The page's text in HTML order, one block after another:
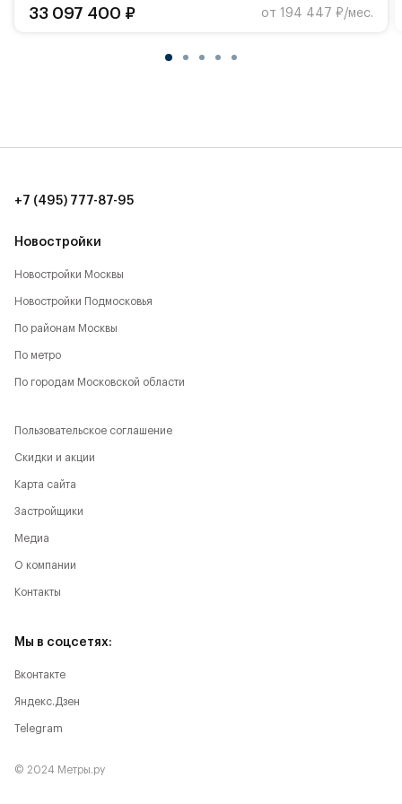
33 097 400 ₽
от 194 447 ₽/мес.
Новостройки
Новостройки Москвы
Новостройки Подмосковья
По районам Москвы
По метро
По городам Московской области
+7 (495) 777-87-95
Пользовательское соглашение
Скидки и акции
Карта сайта
Застройщики
Медиа
О компании
Контакты
Мы в соцсетях:
Вконтакте
Яндекс.Дзен
Telegram
© 2024 Метры.ру